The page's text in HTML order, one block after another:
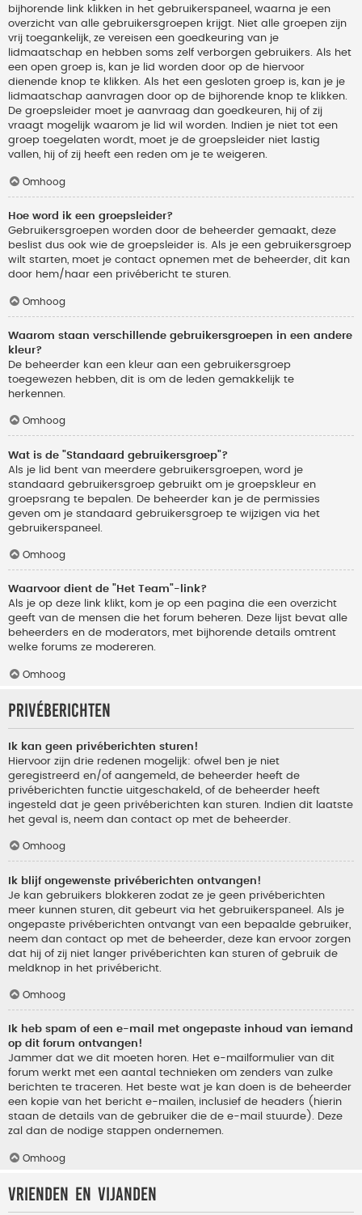
bijhorende link klikken in het gebruikerspaneel, waarna je een
overzicht van alle gebruikersgroepen krijgt. Niet alle groepen zijn
vrij toegankelijk, ze vereisen een goedkeuring van je
lidmaatschap en hebben soms zelf verborgen gebruikers. Als het
een open groep is, kan je lid worden door op de hiervoor
dienende knop te klikken. Als het een gesloten groep is, kan je je
lidmaatschap aanvragen door op de bijhorende knop te klikken.
De groepsleider moet je aanvraag dan goedkeuren, hij of zij
vraagt mogelijk waarom je lid wil worden. Indien je niet tot een
groep toegelaten wordt, moet je de groepsleider niet lastig
vallen, hij of zij heeft een reden om je te weigeren.
Omhoog
Hoe word ik een groepsleider?
Gebruikersgroepen worden door de beheerder gemaakt, deze
beslist dus ook wie de groepsleider is. Als je een gebruikersgroep
wilt starten, moet je contact opnemen met de beheerder, dit kan
door hem/haar een privébericht te sturen.
Omhoog
Waarom staan verschillende gebruikersgroepen in een andere
kleur?
De beheerder kan een kleur aan een gebruikersgroep
toegewezen hebben, dit is om de leden gemakkelijk te
herkennen.
Omhoog
Wat is de "Standaard gebruikersgroep"?
Als je lid bent van meerdere gebruikersgroepen, word je
standaard gebruikersgroep gebruikt om je groepskleur en
groepsrang te bepalen. De beheerder kan je de permissies
geven om je standaard gebruikersgroep te wijzigen via het
gebruikerspaneel.
Omhoog
Waarvoor dient de "Het Team"-link?
Als je op deze link klikt, kom je op een pagina die een overzicht
geeft van de mensen die het forum beheren. Deze lijst bevat alle
beheerders en de moderators, met bijhorende details omtrent
welke forums ze modereren.
Omhoog
Privéberichten
Ik kan geen privéberichten sturen!
Hiervoor zijn drie redenen mogelijk: ofwel ben je niet
geregistreerd en/of aangemeld, de beheerder heeft de
privéberichten functie uitgeschakeld, of de beheerder heeft
ingesteld dat je geen privéberichten kan sturen. Indien dit laatste
het geval is, neem dan contact op met de beheerder.
Omhoog
Ik blijf ongewenste privéberichten ontvangen!
Je kan gebruikers blokkeren zodat ze je geen privéberichten
meer kunnen sturen, dit gebeurt via het gebruikerspaneel. Als je
ongepaste privéberichten ontvangt van een bepaalde gebruiker,
neem dan contact op met de beheerder, deze kan ervoor zorgen
dat hij of zij niet langer privéberichten kan sturen of gebruik de
meldknop in het privébericht.
Omhoog
Ik heb spam of een e-mail met ongepaste inhoud van iemand
op dit forum ontvangen!
Jammer dat we dit moeten horen. Het e-mailformulier van dit
forum werkt met een aantal technieken om zenders van zulke
berichten te traceren. Het beste wat je kan doen is de beheerder
een kopie van het bericht e-mailen, inclusief de headers (hierin
staan de details van de gebruiker die de e-mail stuurde). Deze
zal dan de nodige stappen ondernemen.
Omhoog
Vrienden en vijanden